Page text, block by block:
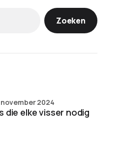
Zoeken
die elke visser nodig
november 2024